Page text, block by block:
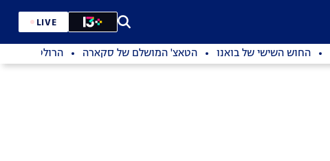
LIVE
החוש השישי של בואנו הטאצ' המושלם של סקארה הרולטה של